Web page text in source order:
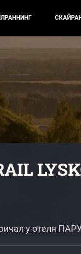
у отеля